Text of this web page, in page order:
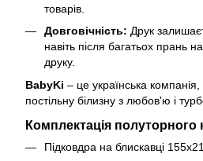
товарів.
Довговічність: Друк
навіть після багатьох прань
друку.
BabyKi – це українська
постільну білизну з любов'ю і
Комплектація полуторного
Підковдра на блискавці